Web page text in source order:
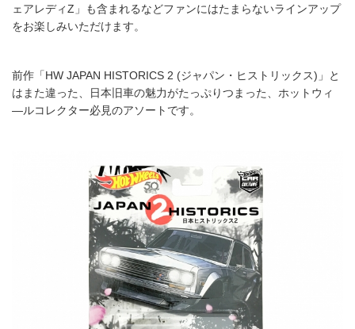
ェアレディZ」も含まれるなどファンにはたまらないラインアップ
をお楽しみいただけます。
前作「HW JAPAN HISTORICS 2 (ジャパン・ヒストリックス)」と
はまた違った、日本旧車の魅力がたっぷりつまった、ホットウィ
―ルコレクター必見のアソートです。